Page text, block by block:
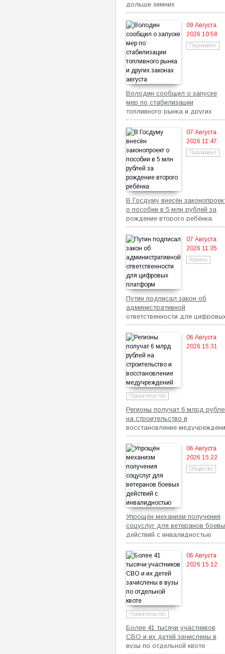
дольше зимних
09 Августа
2026 10:58
Парламент
Володин сообщил о запуске
мер по стабилизации
топливного рынка и других
законах августа
07 Августа
2026 11:47
Парламент
В Госдуму внесён
о пособии в 5 млн рублей за
рождение второго ребёнка
07 Августа
2026 11:35
Кремль
Путин подписал закон об
административной
ответственности для
платформ
06 Августа
2026 15:31
Правительство
Регионы получат 6 млрд
на строительство и
восстановление
06 Августа
2026 15:22
Общество
Упрощён механизм получения
соцуслуг для ветеранов
действий с инвалидностью
06 Августа
2026 15:12
Правительство
Более 41 тысячи участников
СВО и их детей зачислены в
вузы по отдельной квоте